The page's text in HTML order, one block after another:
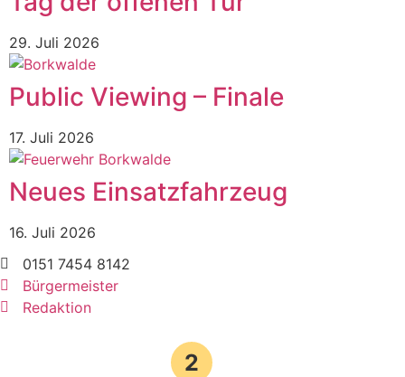
29. Juli 2026
Public Viewing – Finale
17. Juli 2026
Neues Einsatzfahrzeug
16. Juli 2026
0151 7454 8142
Bürgermeister
Redaktion
2